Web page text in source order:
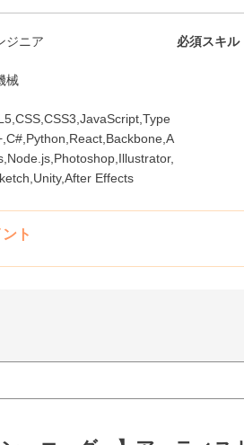
ジニア
械
Effects
必須スキル
ト